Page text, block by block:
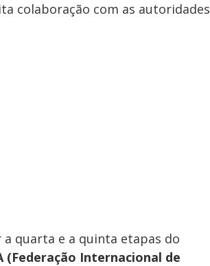
colaboração com as autoridades
quarta e a quinta etapas do
(Federação Internacional de